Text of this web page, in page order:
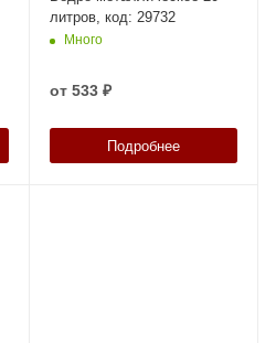
литров, код: 29732
Много
от 533 ₽
Подробнее